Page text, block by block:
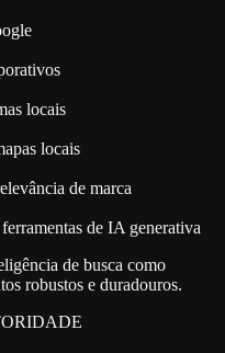
locais
locais
de marca
de IA generativa
de busca como
robustos e duradouros.